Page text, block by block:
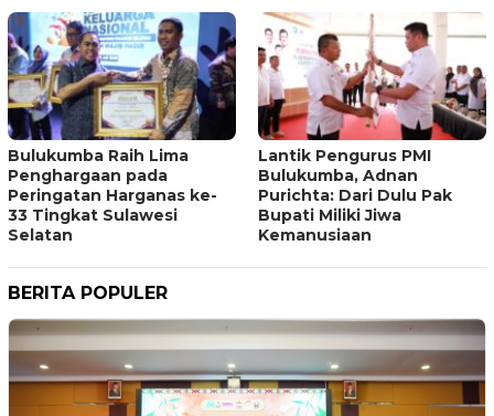
Bulukumba Raih Lima
Penghargaan pada
Peringatan Harganas ke-
33 Tingkat Sulawesi
Selatan
Lantik Pengurus PMI
Bulukumba, Adnan
Purichta: Dari Dulu Pak
Bupati Miliki Jiwa
Kemanusiaan
BERITA POPULER